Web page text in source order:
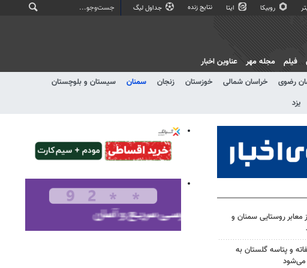
روبیکا ایتا نتایج زنده جداول لیگ
رضوی خراسان شمالی خوزستان زنجان سمنان
سیستان و بلوچستان
یزد
فیلم مجله مهر عناوین اخبار
معابر روستایی سمنان و
و پتاسه گلستان به
می‌شود